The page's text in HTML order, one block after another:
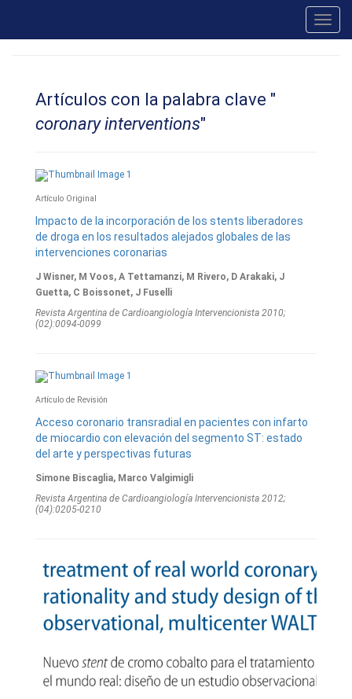
Artículos con la palabra clave "
coronary interventions"
Artículo Original
Impacto de la incorporación de los stents liberadores
de droga en los resultados alejados globales de las
intervenciones coronarias
J Wisner, M Voos, A Tettamanzi, M Rivero, D Arakaki, J
Guetta, C Boissonet, J Fuselli
Revista Argentina de Cardioangiologí­a Intervencionista 2010;
(02):0094-0099
Artículo de Revisión
Acceso coronario transradial en pacientes con infarto
de miocardio con elevación del segmento ST: estado
del arte y perspectivas futuras
Simone Biscaglia, Marco Valgimigli
Revista Argentina de Cardioangiologí­a Intervencionista 2012;
(04):0205-0210